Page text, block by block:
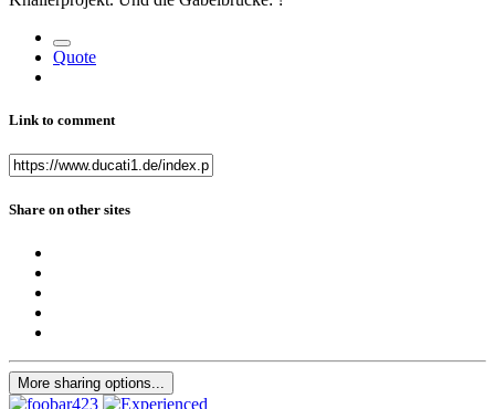
Quote
Link to comment
Share on other sites
More sharing options...